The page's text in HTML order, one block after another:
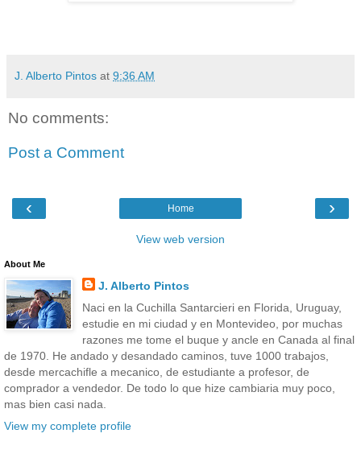
J. Alberto Pintos at 9:36 AM
No comments:
Post a Comment
‹ ›
Home
View web version
About Me
J. Alberto Pintos
Naci en la Cuchilla Santarcieri en Florida, Uruguay,
estudie en mi ciudad y en Montevideo, por muchas
razones me tome el buque y ancle en Canada al final
de 1970. He andado y desandado caminos, tuve 1000 trabajos,
desde mercachifle a mecanico, de estudiante a profesor, de
comprador a vendedor. De todo lo que hize cambiaria muy poco,
mas bien casi nada.
View my complete profile